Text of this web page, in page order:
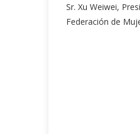
Sr. Xu Weiwei,
Federación de